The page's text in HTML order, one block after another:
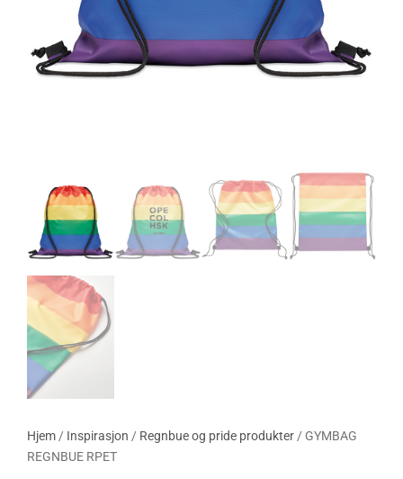
Hjem/ Inspirasjon / Regnbue og pride produkter/ GYMBAG
REGNBUE RPET